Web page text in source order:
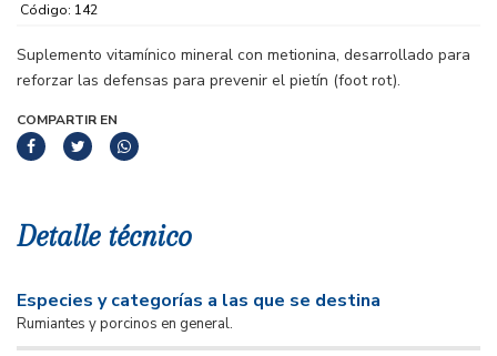
Código: 142
Suplemento vitamínico mineral con metionina, desarrollado para
reforzar las defensas para prevenir el pietín (foot rot).
COMPARTIR EN
Detalle técnico
Especies y categorías a las que se destina
Rumiantes y porcinos en general.